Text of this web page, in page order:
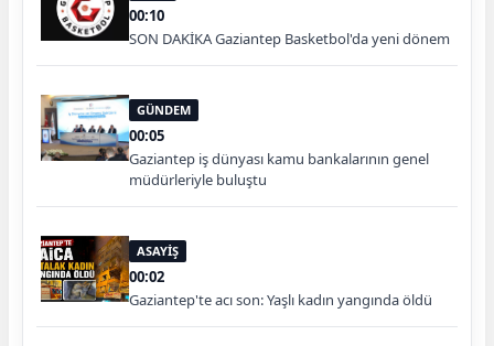
00:10
SON DAKİKA Gaziantep Basketbol'da yeni dönem
GÜNDEM
00:05
Gaziantep iş dünyası kamu bankalarının genel
müdürleriyle buluştu
ASAYİŞ
00:02
Gaziantep'te acı son: Yaşlı kadın yangında öldü